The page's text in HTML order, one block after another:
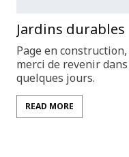
Jardins durables
Page en construction,
merci de revenir dans
quelques jours.
READ MORE